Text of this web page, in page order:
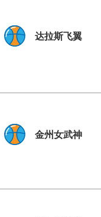
达拉斯飞翼
金州女武神